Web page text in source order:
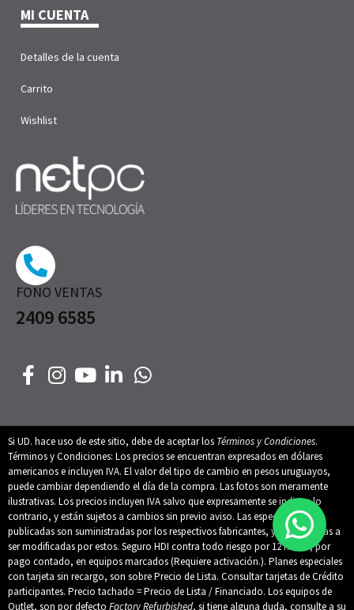
FONO VENTAS
2409 6585
MI CUENTA
Detalles de la cuenta
Carrito
Wishlist
Si UD. hace uso de este sitio, debe de aceptar los Términos y Condiciones.
Términos y Condiciones: Los precios se encuentran expresados en dólares
americanos e incluyen IVA. El valor del tipo de cambio en pesos uruguayos,
puede cambiar dependiendo el día de la compra. Las fotos son meramente
ilustrativas. Los precios incluyen IVA salvo que expresamente se indique lo
contrario, y están sujetos a cambios sin previo aviso. Las especificaciones
publicadas son suministradas por los respectivos fabricantes, y están sujetas a
ser modificadas por estos. Seguro HDI contra todo riesgo por 12 meses, por
pago contado, en equipos marcados (Requiere activación.). Planes especiales
con tarjeta sin recargo, son sobre Precio de Lista. Consultar tarjetas de Crédito
participantes. Precio tachado = Precio de Lista / Financiado. Los equipos de
Outlet, son por defecto Factory Refurbished, si tiene alguna duda, consulte a su